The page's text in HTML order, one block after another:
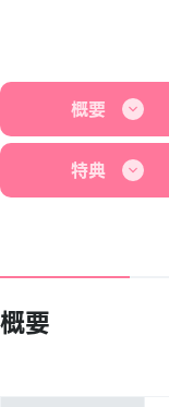
概要
特典
概要